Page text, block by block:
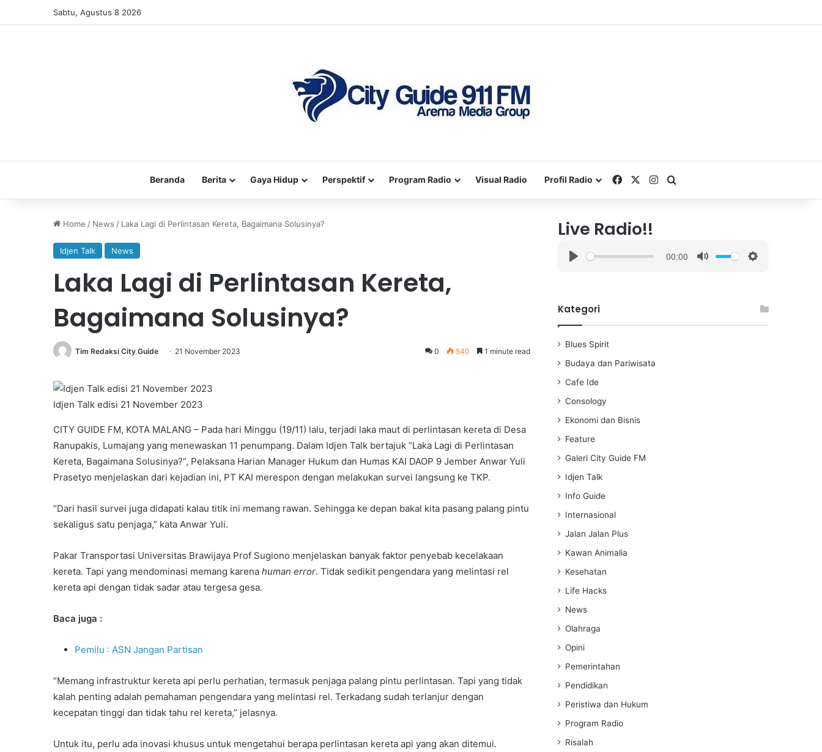
Sabtu, Agustus 8 2026
Beranda Berita Gaya Hidup Perspektif Program Radio Visual Radio Profil Radio FacebookInstagram
Home / News / Laka Lagi di Perlintasan Kereta, Bagaimana Solusinya?
Idjen Talk News
Laka Lagi di Perlintasan Kereta,
Bagaimana Solusinya?
Tim Redaksi City Guide 21 November 2023 0 540 1 minute read
Idjen Talk edisi 21 November 2023
CITY GUIDE FM, KOTA MALANG – Pada hari Minggu (19/11) lalu, terjadi laka maut di perlintasan kereta di Desa
Ranupakis, Lumajang yang menewaskan 11 penumpang. Dalam Idjen Talk bertajuk “Laka Lagi di Perlintasan
Kereta, Bagaimana Solusinya?”, Pelaksana Harian Manager Hukum dan Humas KAI DAOP 9 Jember Anwar Yuli
Prasetyo menjelaskan dari kejadian ini, PT KAI merespon dengan melakukan survei langsung ke TKP.
“Dari hasil survei juga didapati kalau titik ini memang rawan. Sehingga ke depan bakal kita pasang palang pintu
sekaligus satu penjaga,” kata Anwar Yuli.
Pakar Transportasi Universitas Brawijaya Prof Sugiono menjelaskan banyak faktor penyebab kecelakaan
kereta. Tapi yang mendominasi memang karena human error. Tidak sedikit pengendara yang melintasi rel
kereta api dengan tidak sadar atau tergesa gesa.
Baca juga :
Pemilu : ASN Jangan Partisan
“Memang infrastruktur kereta api perlu perhatian, termasuk penjaga palang pintu perlintasan. Tapi yang tidak
kalah penting adalah pemahaman pengendara yang melintasi rel. Terkadang sudah terlanjur dengan
kecepatan tinggi dan tidak tahu rel kereta,” jelasnya.
Untuk itu, perlu ada inovasi khusus untuk mengetahui berapa perlintasan kereta api yang akan ditemui.
Live Radio!!
y
00:00
i
Kategori
Blues Spirit
Budaya dan Pariwisata
Cafe Ide
Consology
Ekonomi dan Bisnis
Feature
Galeri City Guide FM
Idjen Talk
Info Guide
Internasional
Jalan Jalan Plus
Kawan Animalia
Kesehatan
Life Hacks
News
Olahraga
Opini
Pemerintahan
Pendidikan
Peristiwa dan Hukum
Program Radio
Risalah